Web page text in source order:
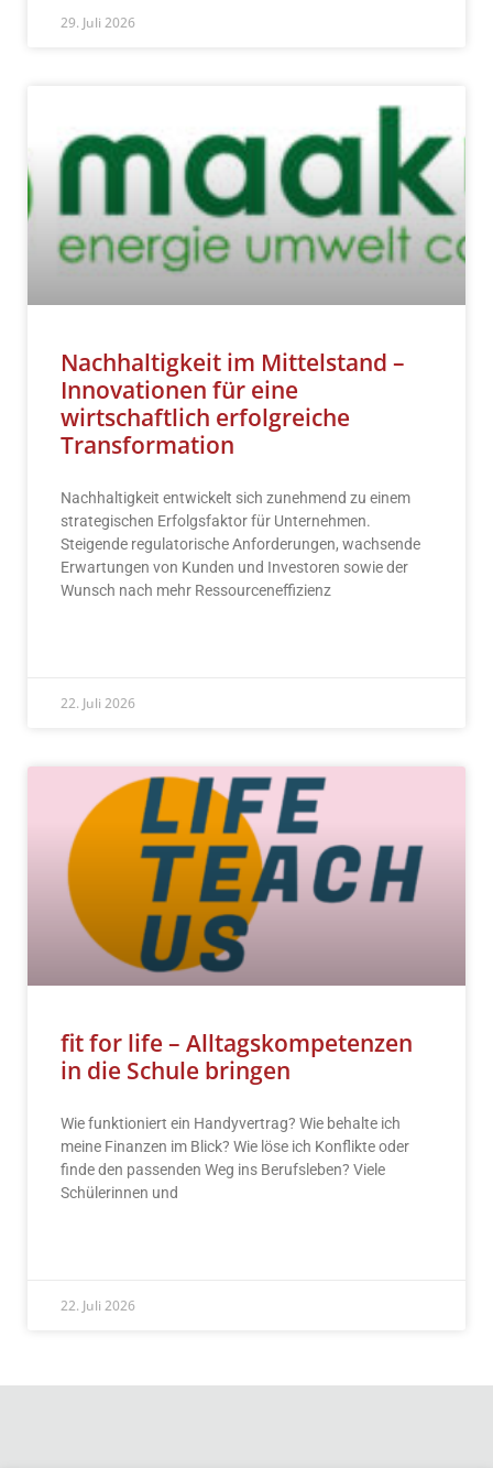
29. Juli 2026
Nachhaltigkeit im Mittelstand –
Innovationen für eine
wirtschaftlich erfolgreiche
Transformation
Nachhaltigkeit entwickelt sich zunehmend zu einem
strategischen Erfolgsfaktor für Unternehmen.
Steigende regulatorische Anforderungen, wachsende
Erwartungen von Kunden und Investoren sowie der
Wunsch nach mehr Ressourceneffizienz
22. Juli 2026
fit for life – Alltagskompetenzen
in die Schule bringen
Wie funktioniert ein Handyvertrag? Wie behalte ich
meine Finanzen im Blick? Wie löse ich Konflikte oder
finde den passenden Weg ins Berufsleben? Viele
Schülerinnen und
22. Juli 2026